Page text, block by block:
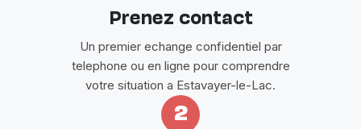
Prenez contact
Un premier echange confidentiel par
telephone ou en ligne pour comprendre
votre situation a Estavayer-le-Lac.
2